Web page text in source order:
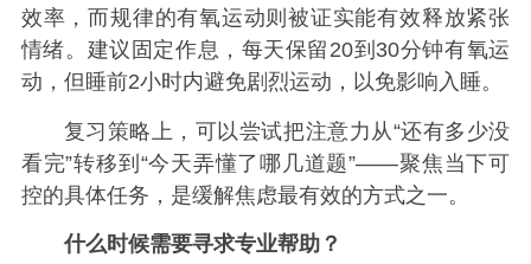
效率，而规律的有氧运动则被证实能有效释放紧张
情绪。建议固定作息，每天保留20到30分钟有氧运
动，但睡前2小时内避免剧烈运动，以免影响入睡。
复习策略上，可以尝试把注意力从“还有多少没
看完”转移到“今天弄懂了哪几道题”——聚焦当下可
控的具体任务，是缓解焦虑最有效的方式之一。
什么时候需要寻求专业帮助？